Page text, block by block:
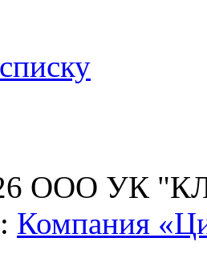
ООО УК
Компания